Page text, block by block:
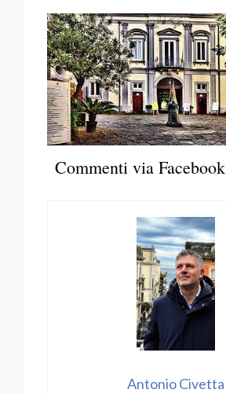
Commenti via Facebook
Antonio Civetta